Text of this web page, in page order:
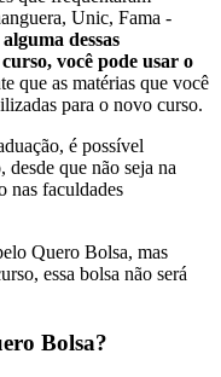
Unic, Fama -
dessas
você pode usar o
que as matérias que você
para o novo curso.
é possível
que não seja na
nas faculdades
Quero Bolsa, mas
essa bolsa não será
Bolsa?